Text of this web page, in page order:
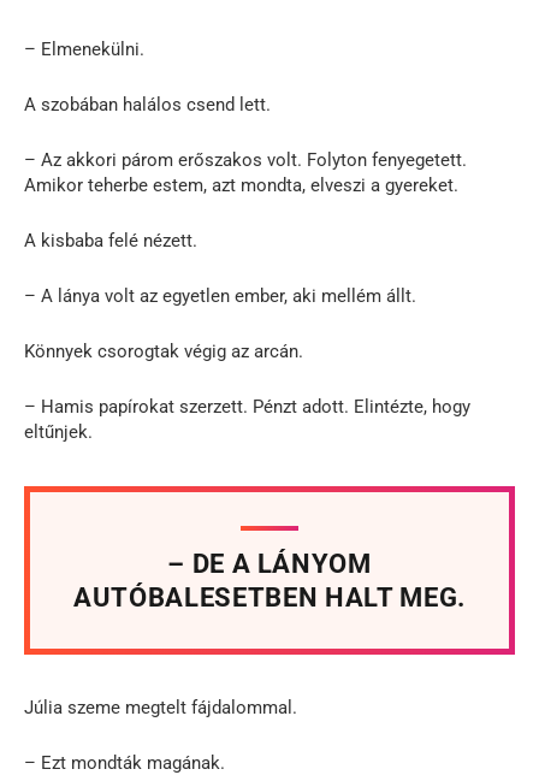
– Elmenekülni.
A szobában halálos csend lett.
– Az akkori párom erőszakos volt. Folyton fenyegetett.
Amikor teherbe estem, azt mondta, elveszi a gyereket.
A kisbaba felé nézett.
– A lánya volt az egyetlen ember, aki mellém állt.
Könnyek csorogtak végig az arcán.
– Hamis papírokat szerzett. Pénzt adott. Elintézte, hogy
eltűnjek.
– DE A LÁNYOM
AUTÓBALESETBEN HALT MEG.
Júlia szeme megtelt fájdalommal.
– Ezt mondták magának.